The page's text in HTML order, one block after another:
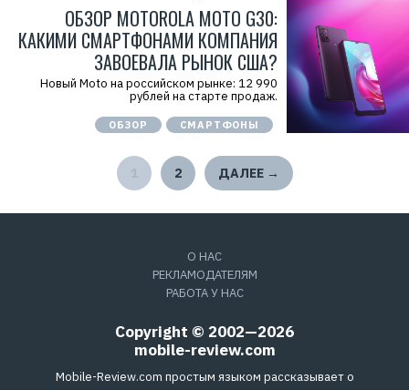
ОБЗОР MOTOROLA MOTO G30:
КАКИМИ СМАРТФОНАМИ КОМПАНИЯ
ЗАВОЕВАЛА РЫНОК США?
Новый Moto на российском рынке: 12 990
рублей на старте продаж.
ОБЗОР СМАРТФОНЫ
2 ДАЛЕЕ →
О НАС
РЕКЛАМОДАТЕЛЯМ
РАБОТА У НАС
Copyright © 2002—2026
mobile-review.com
Mobile-Review.com простым языком рассказывает о